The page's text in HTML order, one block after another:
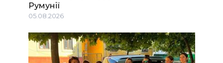
Румунії
05.08.2026